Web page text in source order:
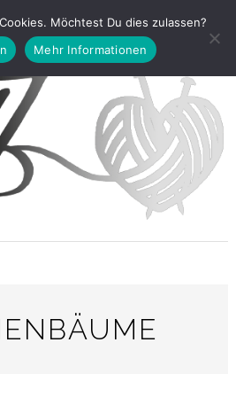
Möchtest Du dies zulassen?
Mehr Informationen